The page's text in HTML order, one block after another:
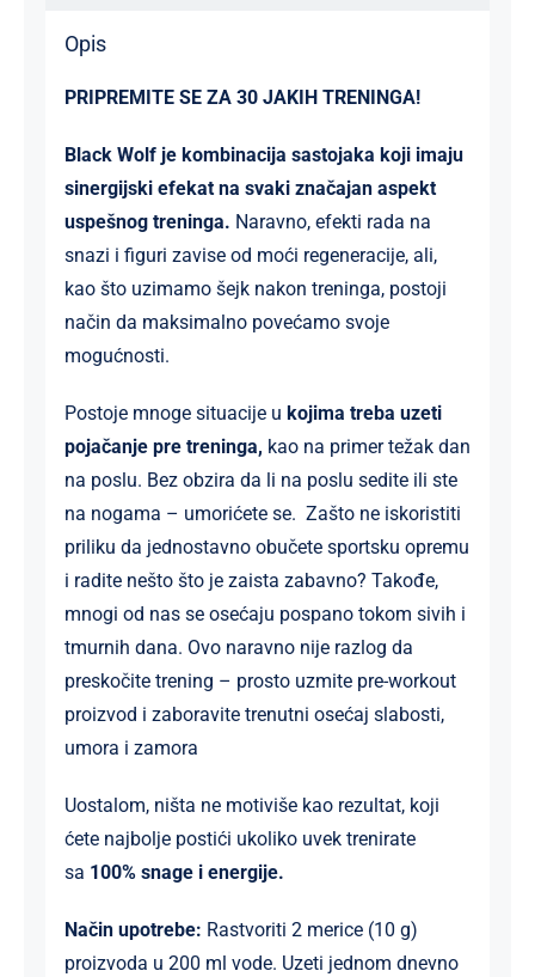
Opis
PRIPREMITE SE ZA 30 JAKIH TRENINGA!
Black Wolf je kombinacija sastojaka koji imaju
sinergijski efekat na svaki značajan aspekt
uspešnog treninga. Naravno, efekti rada na
snazi i figuri zavise od moći regeneracije, ali,
kao što uzimamo šejk nakon treninga, postoji
način da maksimalno povećamo svoje
mogućnosti.
Postoje mnoge situacije u kojima treba uzeti
pojačanje pre treninga, kao na primer težak dan
na poslu. Bez obzira da li na poslu sedite ili ste
na nogama – umorićete se. Zašto ne iskoristiti
priliku da jednostavno obučete sportsku opremu
i radite nešto što je zaista zabavno? Takođe,
mnogi od nas se osećaju pospano tokom sivih i
tmurnih dana. Ovo naravno nije razlog da
preskočite trening – prosto uzmite pre-workout
proizvod i zaboravite trenutni osećaj slabosti,
umora i zamora
Uostalom, ništa ne motiviše kao rezultat, koji
ćete najbolje postići ukoliko uvek trenirate
sa 100% snage i energije.
Način upotrebe: Rastvoriti 2 merice (10 g)
proizvoda u 200 ml vode. Uzeti jednom dnevno